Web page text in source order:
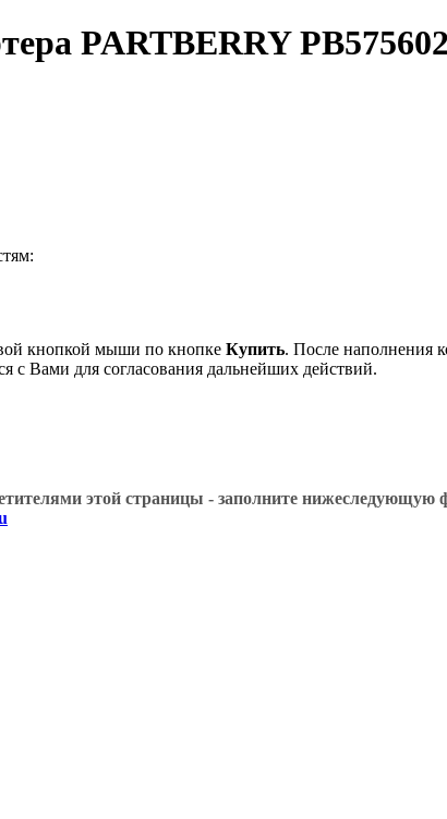
PARTBERRY PB575602
кнопкой мыши по кнопке Купить. После наполнения
с Вами для согласования дальнейших действий.
этой страницы - заполните